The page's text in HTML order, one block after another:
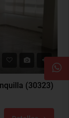
(30323)